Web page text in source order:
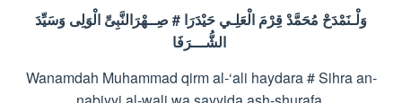
وَلْـنَمْدَحْ مُحَمَّدْ قِرْمَ الْعَلِـي حَيْدَرَا # صِــهْرَالنَّبِىِّ الْوَلِى وَسَيِّدَ
الشُّـــرَفَا
Wanamdah Muhammad qirm al-‘ali haydara # Sihra an-